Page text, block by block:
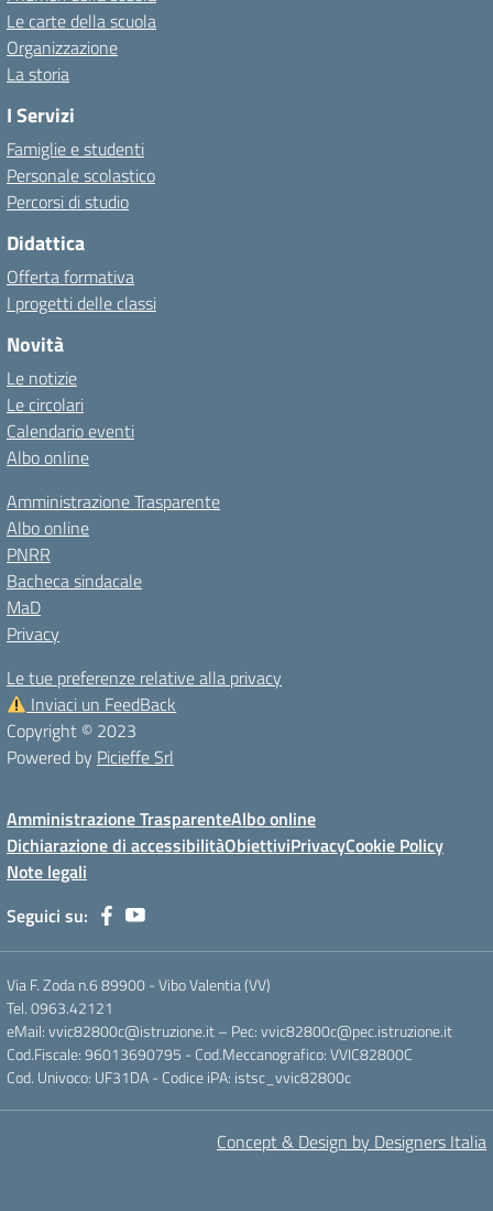
Le carte della scuola
Organizzazione
La storia
I Servizi
Famiglie e studenti
Personale scolastico
Percorsi di studio
Didattica
Offerta formativa
I progetti delle classi
Novità
Le notizie
Le circolari
Calendario eventi
Albo online
Amministrazione Trasparente
Albo online
PNRR
Bacheca sindacale
MaD
Privacy
Le tue preferenze relative alla privacy
Inviaci un FeedBack
Copyright © 2023
Powered by Picieffe Srl
Amministrazione TrasparenteAlbo online
Dichiarazione di accessibilitàObiettiviPrivacyCookie Policy
Note legali
Seguici su:
Via F. Zoda n.6 89900 - Vibo Valentia (VV)
Tel. 0963.42121
eMail: vvic82800c@istruzione.it – Pec: vvic82800c@pec.istruzione.it
Cod.Fiscale: 96013690795 - Cod.Meccanografico: VVIC82800C
Cod. Univoco: UF31DA - Codice iPA: istsc_vvic82800c
Concept & Design by Designers Italia